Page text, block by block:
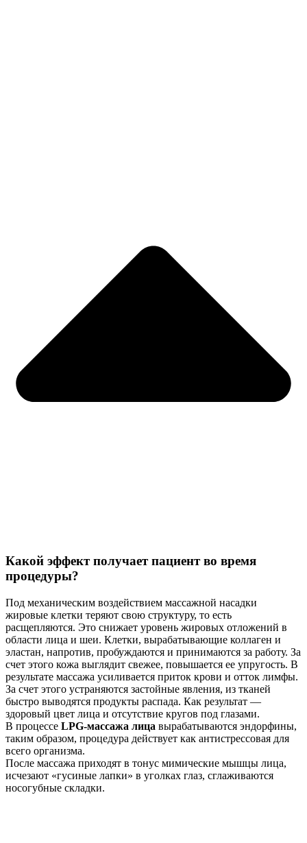
Какой эффект получает пациент во время
процедуры?
Под механическим воздействием массажной насадки
жировые клетки теряют свою структуру, то есть
расщепляются. Это снижает уровень жировых отложений в
области лица и шеи. Клетки, вырабатывающие коллаген и
эластан, напротив, пробуждаются и принимаются за работу. За
счет этого кожа выглядит свежее, повышается ее упругость. В
результате массажа усиливается приток крови и отток лимфы.
За счет этого устраняются застойные явления, из тканей
быстро выводятся продукты распада. Как результат —
здоровый цвет лица и отсутствие кругов под глазами.
В процессе LPG-массажа лица вырабатываются эндорфины,
таким образом, процедура действует как антистрессовая для
всего организма.
После массажа приходят в тонус мимические мышцы лица,
исчезают «гусиные лапки» в уголках глаз, сглаживаются
носогубные складки.